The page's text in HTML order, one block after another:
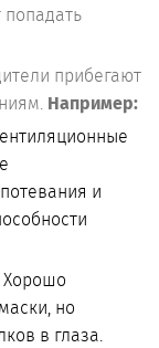
попадать
прибегают
Например:
и
Хорошо
но
в глаза.